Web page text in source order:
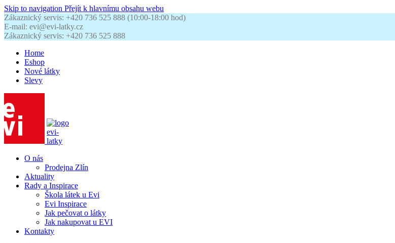
Skip to navigation Přejít k hlavnímu obsahu webu
Zákaznický servis: +420 736 525 888 (10:00-18:00 hod)
E-mail: evi@evi-latky.cz
Zákaznický servis: +420 736 525 888
Home
Eshop
Nové látky
Slevy
O nás
Prodejna Zlín
Aktuality
Rady a Inspirace
Škola látek u Evi
Evi Inspirace
Jak pečovat o látky
Jak nakupovat u EVI
Kontakty